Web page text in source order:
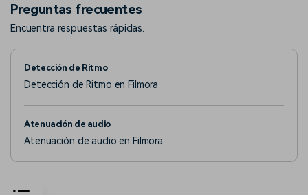
Preguntas frecuentes
Encuentra respuestas rápidas.
Detección de Ritmo
Detección de Ritmo en Filmora
Atenuación de audio
Atenuación de audio en Filmora